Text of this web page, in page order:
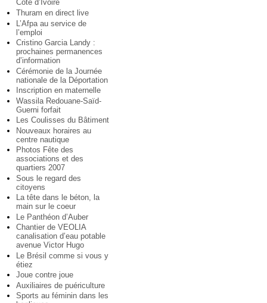
Côte d’Ivoire
Thuram en direct live
L’Afpa au service de
l’emploi
Cristino Garcia Landy :
prochaines permanences
d’information
Cérémonie de la Journée
nationale de la Déportation
Inscription en maternelle
Wassila Redouane-Saïd-
Guerni forfait
Les Coulisses du Bâtiment
Nouveaux horaires au
centre nautique
Photos Fête des
associations et des
quartiers 2007
Sous le regard des
citoyens
La tête dans le béton, la
main sur le coeur
Le Panthéon d’Auber
Chantier de VEOLIA
canalisation d’eau potable
avenue Victor Hugo
Le Brésil comme si vous y
étiez
Joue contre joue
Auxiliaires de puériculture
Sports au féminin dans les